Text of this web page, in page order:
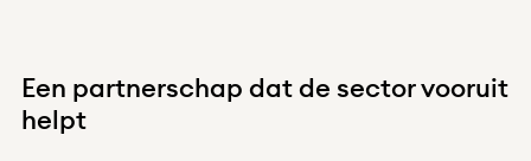
Een partnerschap dat de sector vooruit
helpt